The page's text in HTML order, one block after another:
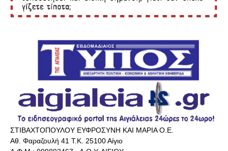
ΣΤΙΒΑΧΤΟΠΟΥΛΟΥ ΕΥΦΡΟΣΥΝΗ ΚΑΙ ΜΑΡΙΑ Ο.Ε.
Αθ. Φαραζουλή 41 Τ.Κ. 25100 Αίγιο